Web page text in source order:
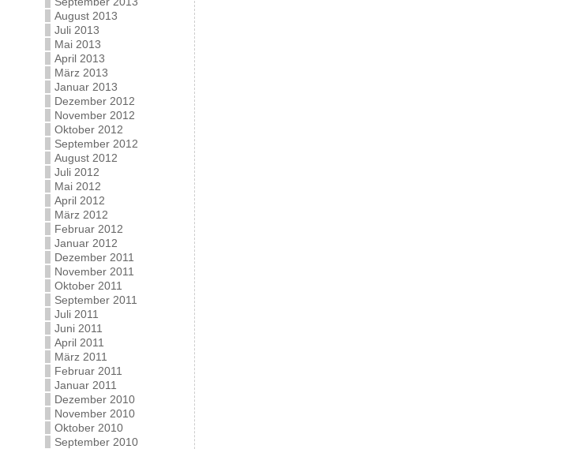
August 2013
Juli 2013
Mai 2013
April 2013
März 2013
Januar 2013
Dezember 2012
November 2012
Oktober 2012
September 2012
August 2012
Juli 2012
Mai 2012
April 2012
März 2012
Februar 2012
Januar 2012
Dezember 2011
November 2011
Oktober 2011
September 2011
Juli 2011
Juni 2011
April 2011
März 2011
Februar 2011
Januar 2011
Dezember 2010
November 2010
Oktober 2010
September 2010